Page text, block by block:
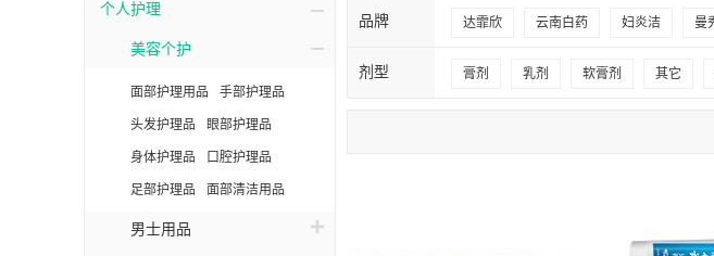
个人护理
美容个护
面部护理用品 手部护理品
头发护理品 眼部护理品
身体护理品 口腔护理品
足部护理品 面部清洁用品
男士用品
品牌 达霏欣 云南白药 妇炎洁 曼
温博士 曼秀雷敦男士 凌博士
剂型 膏剂 乳剂 软膏剂 其它